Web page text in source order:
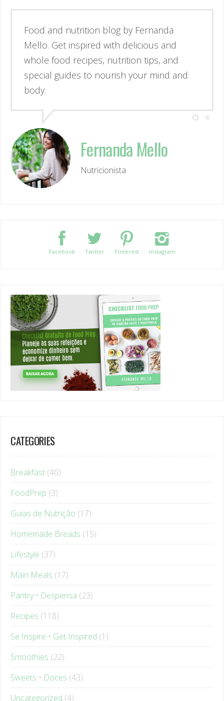
Esse é o blog da nutricionista Fernanda
Mello. Se inspire através de receitas
simples e deliciosas, alimentos de verdade
e guias para nutrir corpo e mente.
Nutricionista
Facebook Twitter Pinterest Instagram
FoodPrep (3)
Guias de Nutrição
Homemade Breads (15)
Lifestyle(37)
Main Meals (17)
Pantry • Despensa
Recipes
(118)
Se Inspire • Get Inspired
Smoothies
(22)
Sweets • Doces
Uncategorized(4)